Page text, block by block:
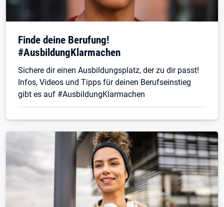
Finde deine Berufung!
#AusbildungKlarmachen
Sichere dir einen Ausbildungsplatz, der zu dir passt!
Infos, Videos und Tipps für deinen Berufseinstieg
gibt es auf #AusbildungKlarmachen